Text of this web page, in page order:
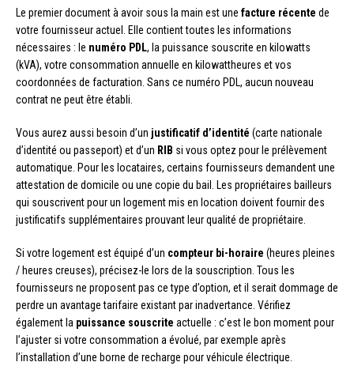
Le premier document à avoir sous la main est une facture récente de
votre fournisseur actuel. Elle contient toutes les informations
nécessaires : le numéro PDL, la puissance souscrite en kilowatts
(kVA), votre consommation annuelle en kilowattheures et vos
coordonnées de facturation. Sans ce numéro PDL, aucun nouveau
contrat ne peut être établi.
Vous aurez aussi besoin d’un justificatif d’identité (carte nationale
d’identité ou passeport) et d’un RIB si vous optez pour le prélèvement
automatique. Pour les locataires, certains fournisseurs demandent une
attestation de domicile ou une copie du bail. Les propriétaires bailleurs
qui souscrivent pour un logement mis en location doivent fournir des
justificatifs supplémentaires prouvant leur qualité de propriétaire.
Si votre logement est équipé d’un compteur bi-horaire (heures pleines
/ heures creuses), précisez-le lors de la souscription. Tous les
fournisseurs ne proposent pas ce type d’option, et il serait dommage de
perdre un avantage tarifaire existant par inadvertance. Vérifiez
également la puissance souscrite actuelle : c’est le bon moment pour
l’ajuster si votre consommation a évolué, par exemple après
l’installation d’une borne de recharge pour véhicule électrique.